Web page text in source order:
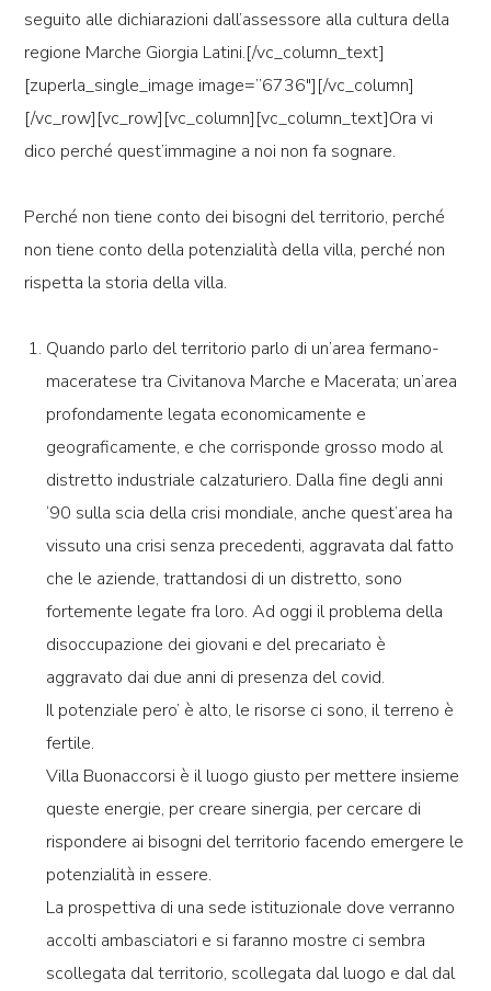
seguito alle dichiarazioni dall’assessore alla cultura della
regione Marche Giorgia Latini.[/vc_column_text]
[zuperla_single_image image=”6736″][/vc_column]
[/vc_row][vc_row][vc_column][vc_column_text]Ora vi
dico perché quest’immagine a noi non fa sognare.
Perché non tiene conto dei bisogni del territorio, perché
non tiene conto della potenzialità della villa, perché non
rispetta la storia della villa.
Quando parlo del territorio parlo di un’area fermano-
maceratese tra Civitanova Marche e Macerata; un’area
profondamente legata economicamente e
geograficamente, e che corrisponde grosso modo al
distretto industriale calzaturiero. Dalla fine degli anni
‘90 sulla scia della crisi mondiale, anche quest’area ha
vissuto una crisi senza precedenti, aggravata dal fatto
che le aziende, trattandosi di un distretto, sono
fortemente legate fra loro. Ad oggi il problema della
disoccupazione dei giovani e del precariato è
aggravato dai due anni di presenza del covid.
Il potenziale pero’ è alto, le risorse ci sono, il terreno è
fertile.
Villa Buonaccorsi è il luogo giusto per mettere insieme
queste energie, per creare sinergia, per cercare di
rispondere ai bisogni del territorio facendo emergere le
potenzialità in essere.
La prospettiva di una sede istituzionale dove verranno
accolti ambasciatori e si faranno mostre ci sembra
scollegata dal territorio, scollegata dal luogo e dal dal